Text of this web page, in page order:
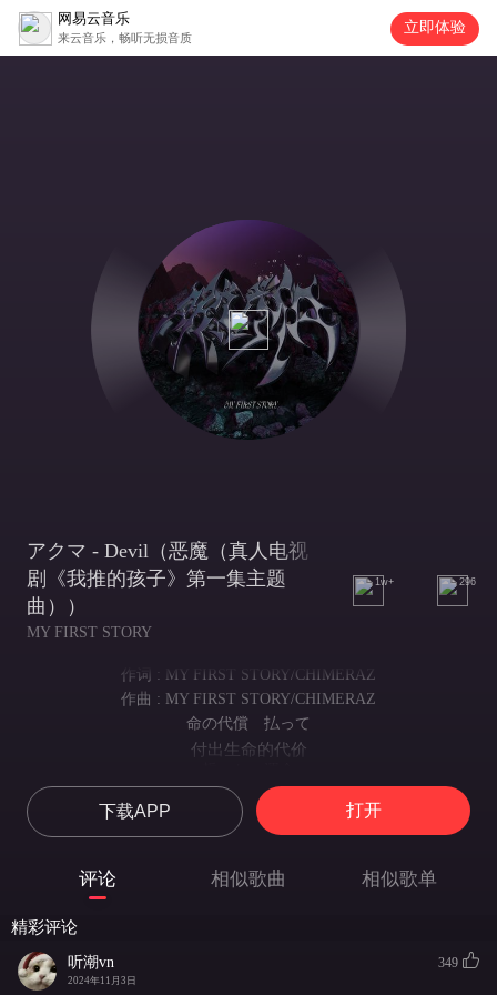
网易云音乐
来云音乐，畅听无损音质
立即体验
アクマ - Devil（恶魔（真人电视
剧《我推的孩子》第一集主题
曲））
MY FIRST STORY
1w+ 296
作词 : MY FIRST STORY/CHIMERAZ
作曲 : MY FIRST STORY/CHIMERAZ
命の代償 払って
付出生命的代价
誓约当下的命运
愛以外ない人生だった
此为仅有爱的人生
在充斥复仇心的汪洋中
下载APP 打开
评论 相似歌曲 相似歌单
精彩评论
听潮vn
2024年11月3日
349